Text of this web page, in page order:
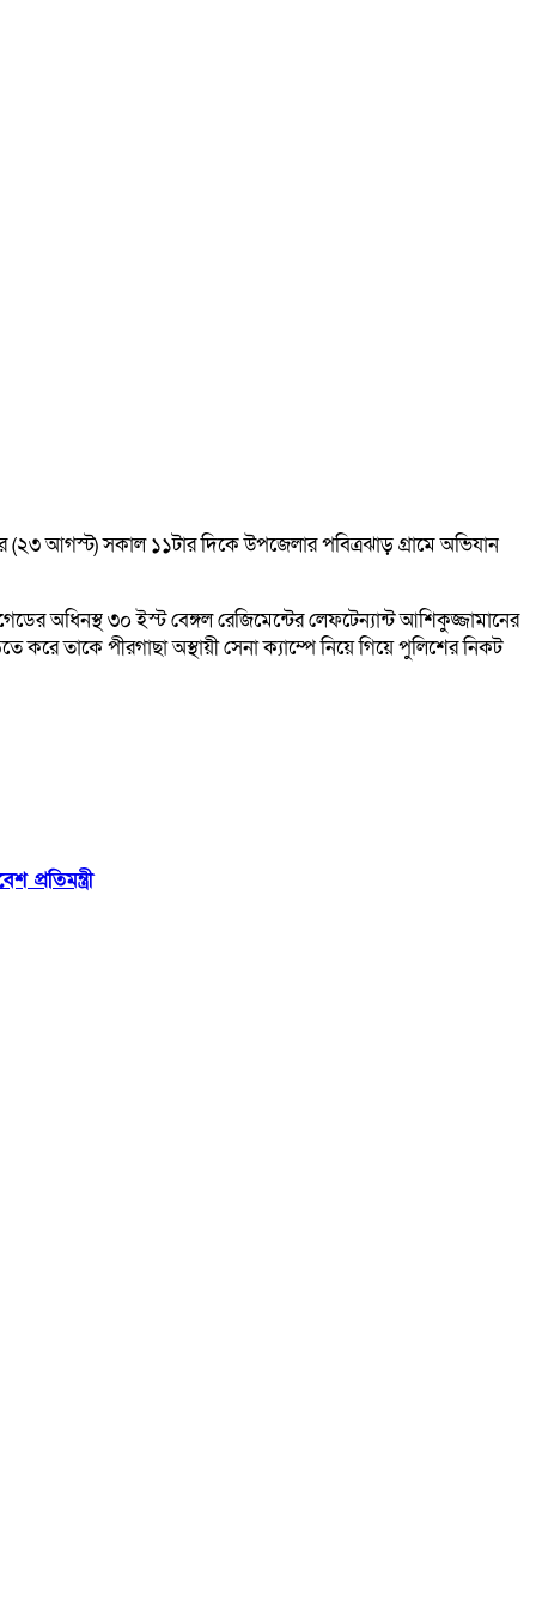
(২৩ আগস্ট) সকাল ১১টার দিকে উপজেলার পবিত্রঝাড় গ্রামে অভিযান
অধিনস্থ ৩০ ইস্ট বেঙ্গল রেজিমেন্টের লেফটেন্যান্ট আশিকুজ্জামানের
তাকে পীরগাছা অস্থায়ী সেনা ক্যাম্পে নিয়ে গিয়ে পুলিশের নিকট
প্রতিমন্ত্রী